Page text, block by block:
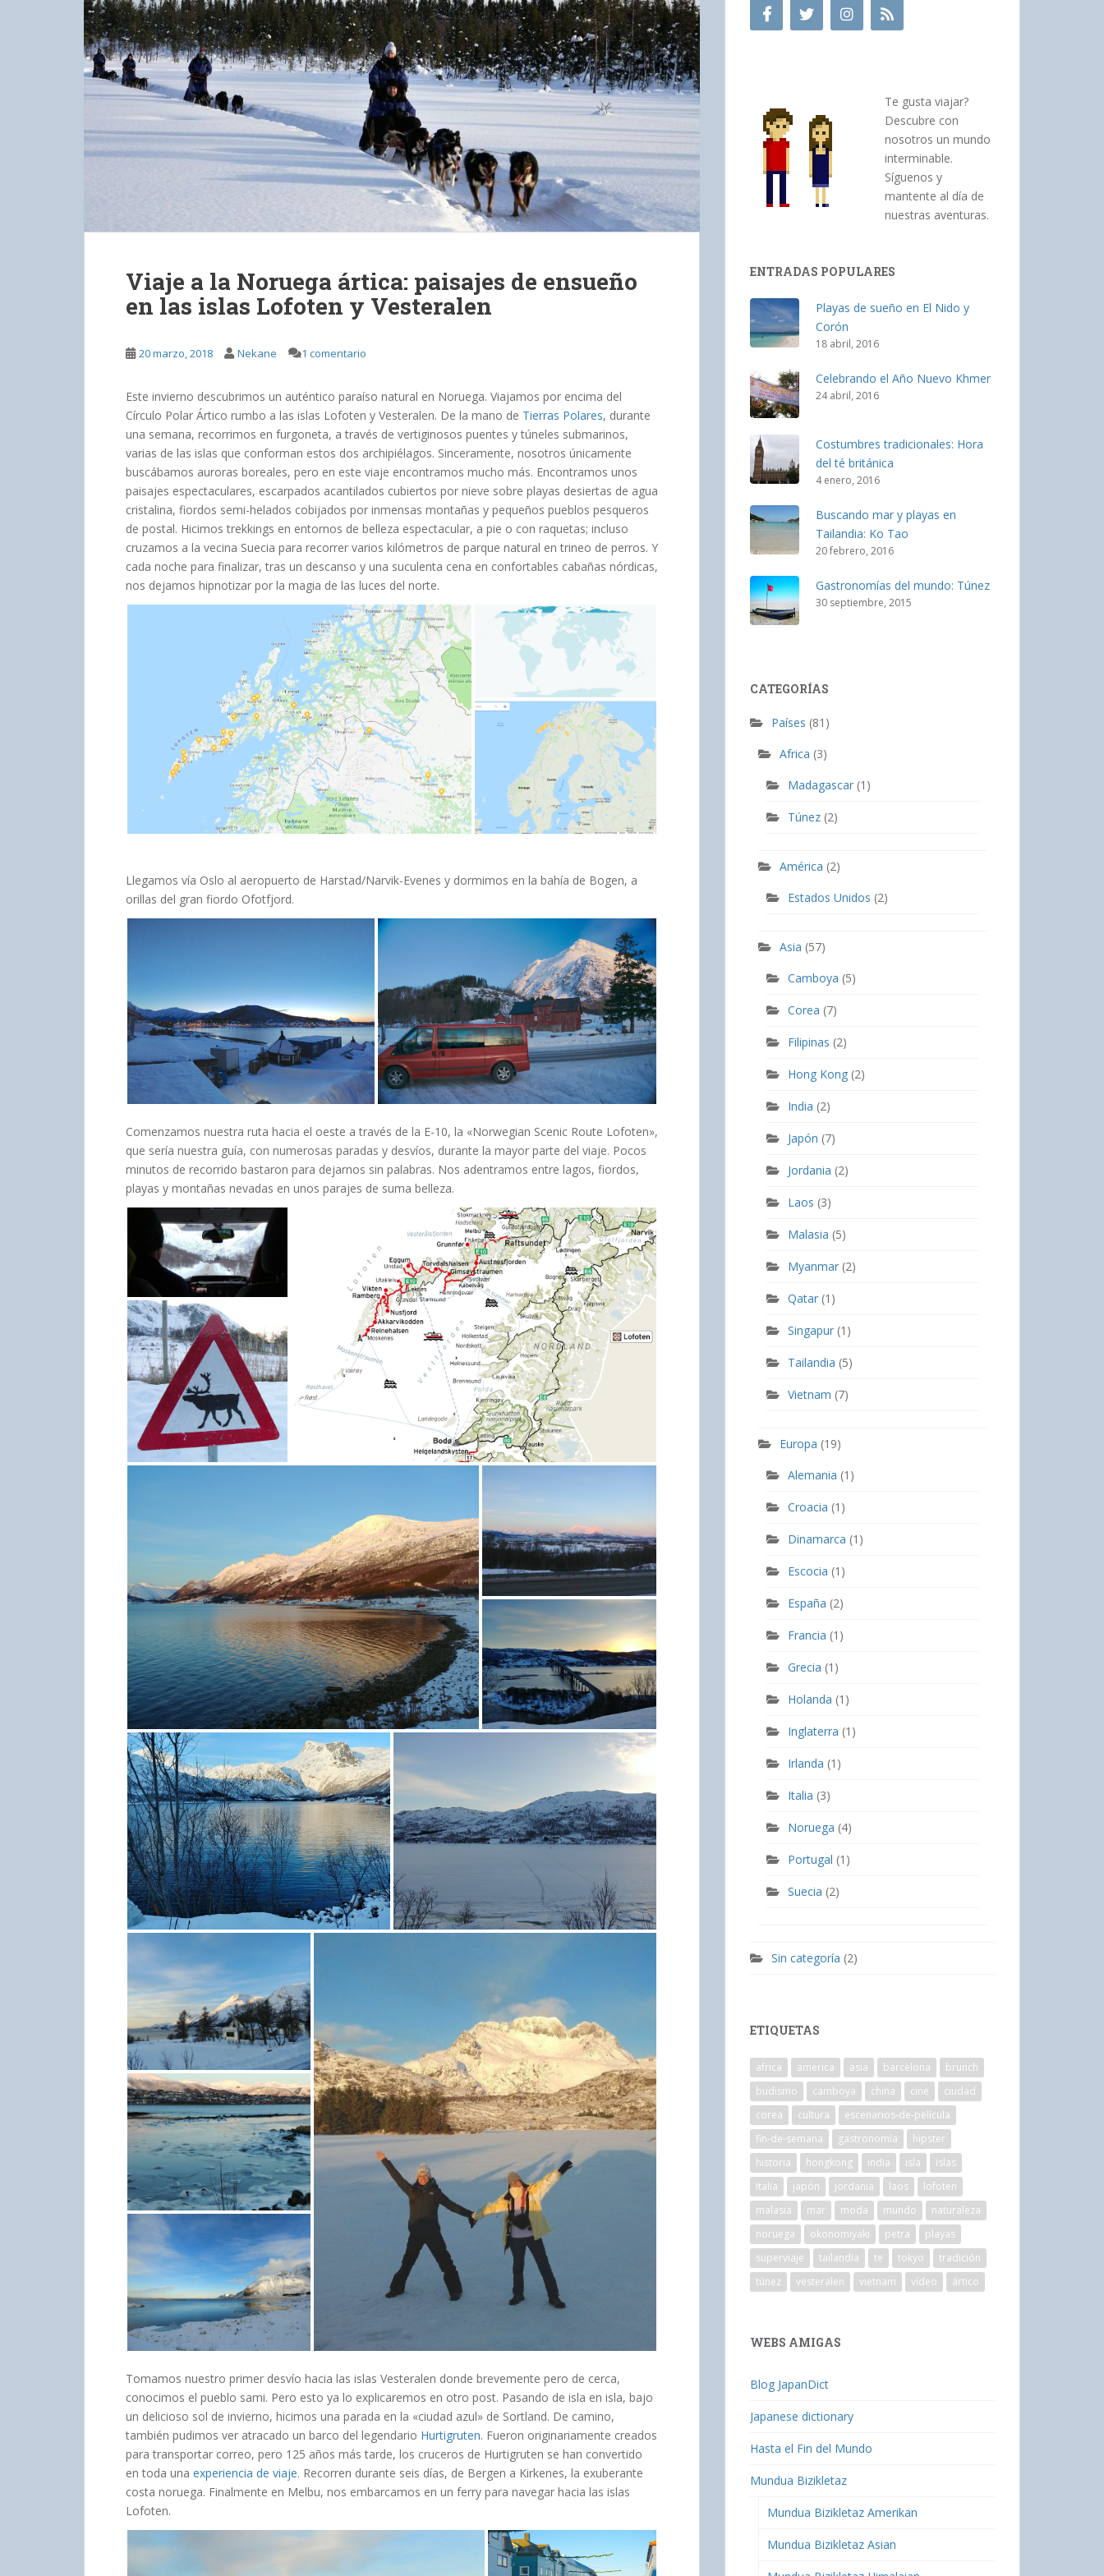
Viaje a la Noruega ártica: paisajes de ensueño
en las islas Lofoten y Vesteralen
20 marzo, 2018 Nekane 1 comentario
Este invierno descubrimos un auténtico paraíso natural en Noruega. Viajamos por encima del
Círculo Polar Ártico rumbo a las islas Lofoten y Vesteralen. De la mano de Tierras Polares, durante
una semana, recorrimos en furgoneta, a través de vertiginosos puentes y túneles submarinos,
varias de las islas que conforman estos dos archipiélagos. Sinceramente, nosotros únicamente
buscábamos auroras boreales, pero en este viaje encontramos mucho más. Encontramos unos
paisajes espectaculares, escarpados acantilados cubiertos por nieve sobre playas desiertas de agua
cristalina, fiordos semi-helados cobijados por inmensas montañas y pequeños pueblos pesqueros
de postal. Hicimos trekkings en entornos de belleza espectacular, a pie o con raquetas; incluso
cruzamos a la vecina Suecia para recorrer varios kilómetros de parque natural en trineo de perros. Y
cada noche para finalizar, tras un descanso y una suculenta cena en confortables cabañas nórdicas,
nos dejamos hipnotizar por la magia de las luces del norte.
Llegamos vía Oslo al aeropuerto de Harstad/Narvik-Evenes y dormimos en la bahía de Bogen, a
orillas del gran fiordo Ofotfjord.
Comenzamos nuestra ruta hacia el oeste a través de la E-10, la «Norwegian Scenic Route Lofoten»,
que sería nuestra guía, con numerosas paradas y desvíos, durante la mayor parte del viaje. Pocos
minutos de recorrido bastaron para dejarnos sin palabras. Nos adentramos entre lagos, fiordos,
playas y montañas nevadas en unos parajes de suma belleza.
Tomamos nuestro primer desvío hacia las islas Vesteralen donde brevemente pero de cerca,
conocimos el pueblo sami. Pero esto ya lo explicaremos en otro post. Pasando de isla en isla, bajo
un delicioso sol de invierno, hicimos una parada en la «ciudad azul» de Sortland. De camino,
también pudimos ver atracado un barco del legendario Hurtigruten. Fueron originariamente creados
para transportar correo, pero 125 años más tarde, los cruceros de Hurtigruten se han convertido
en toda una experiencia de viaje. Recorren durante seis días, de Bergen a Kirkenes, la exuberante
costa noruega. Finalmente en Melbu, nos embarcamos en un ferry para navegar hacia las islas
Lofoten.
Te gusta viajar?
Descubre con
nosotros un mundo
interminable.
Síguenos y
mantente al día de
nuestras aventuras.
ENTRADAS POPULARES
Playas de sueño en El Nido y
Corón
18 abril, 2016
Celebrando el Año Nuevo Khmer
24 abril, 2016
Costumbres tradicionales: Hora
del té británica
4 enero, 2016
Buscando mar y playas en
Tailandia: Ko Tao
20 febrero, 2016
Gastronomías del mundo: Túnez
30 septiembre, 2015
CATEGORÍAS
Países (81)
Africa (3)
Madagascar (1)
Túnez (2)
América (2)
Estados Unidos (2)
Asia (57)
Camboya (5)
Corea (7)
Filipinas (2)
Hong Kong (2)
India (2)
Japón (7)
Jordania (2)
Laos (3)
Malasia (5)
Myanmar (2)
Qatar (1)
Singapur (1)
Tailandia (5)
Vietnam (7)
Europa (19)
Alemania (1)
Croacia (1)
Dinamarca (1)
Escocia (1)
España (2)
Francia (1)
Grecia (1)
Holanda (1)
Inglaterra (1)
Irlanda (1)
Italia (3)
Noruega (4)
Portugal (1)
Suecia (2)
Sin categoría (2)
ETIQUETAS
africa america asia barcelona
brunch
budismo
camboya china cine
ciudad
corea
cultura
escenarios-de-película
fin-de-semana
gastronomía
hipster
historia
hongkong india isla
islas
italia
japón jordania laos
lofoten
malasia
mar moda mundo
naturaleza
noruega
okonomiyaki petra
playas
superviaje
tailandia te tokyo
tradición
túnez
vesteralen vietnam vídeo ártico
WEBS AMIGAS
Blog JapanDict
Japanese dictionary
Hasta el Fin del Mundo
Mundua Bizikletaz
Mundua Bizikletaz Amerikan
Mundua Bizikletaz Asian